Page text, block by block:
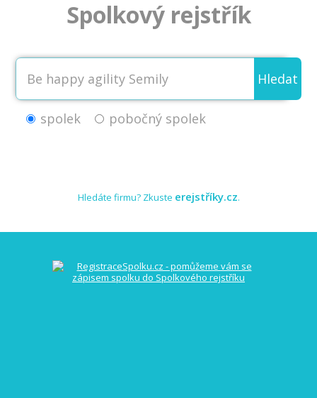
Spolkový rejstřík
Hledat
spolek pobočný spolek
Hledáte firmu? Zkuste erejstříky.cz.